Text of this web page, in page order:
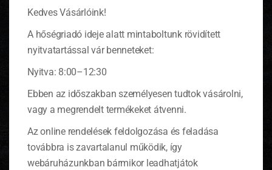
esténként még a gyerekszobámban is érezni
KOSÁR
0 ITEMS
Nincsenek termékek a kosárban.
Kedves Vásárlóink!
A hőségriadó ideje alatt mintaboltunk rövidített
nyitvatartással vár benneteket:
Nyitva: 8:00–12:30
Ebben az időszakban személyesen tudtok vásárolni,
vagy a megrendelt termékeket átvenni.
Az online rendelések feldolgozása és feladása
továbbra is zavartalanul működik, így
webáruházunkban bármikor leadhatjátok